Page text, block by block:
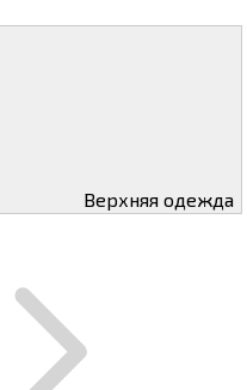
Верхняя одежда